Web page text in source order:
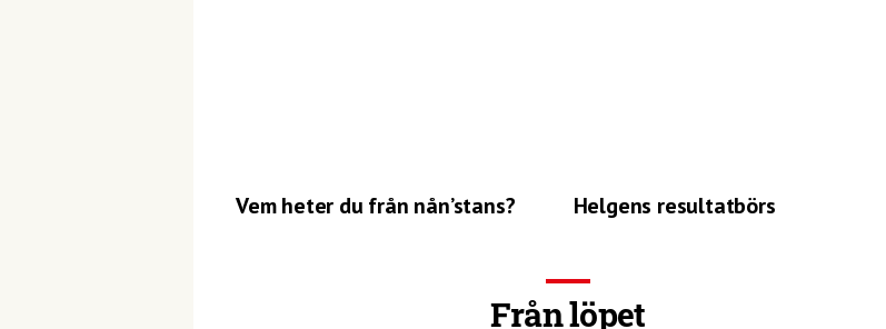
Vem heter du från nån’stans? Helgens resultatbörs
Från löpet